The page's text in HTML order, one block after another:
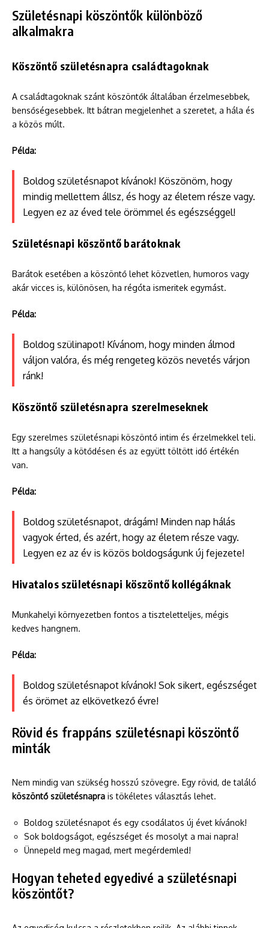
Születésnapi köszöntők különböző
alkalmakra
Köszöntő születésnapra családtagoknak
A családtagoknak szánt köszöntők általában érzelmesebbek,
bensőségesebbek. Itt bátran megjelenhet a szeretet, a hála és
a közös múlt.
Példa:
Boldog születésnapot kívánok! Köszönöm, hogy
mindig mellettem állsz, és hogy az életem része vagy.
Legyen ez az éved tele örömmel és egészséggel!
Születésnapi köszöntő barátoknak
Barátok esetében a köszöntő lehet közvetlen, humoros vagy
akár vicces is, különösen, ha régóta ismeritek egymást.
Példa:
Boldog szülinapot! Kívánom, hogy minden álmod
váljon valóra, és még rengeteg közös nevetés várjon
ránk!
Köszöntő születésnapra szerelmeseknek
Egy szerelmes születésnapi köszöntő intim és érzelmekkel teli.
Itt a hangsúly a kötődésen és az együtt töltött idő értékén
van.
Példa:
Boldog születésnapot, drágám! Minden nap hálás
vagyok érted, és azért, hogy az életem része vagy.
Legyen ez az év is közös boldogságunk új fejezete!
Hivatalos születésnapi köszöntő kollégáknak
Munkahelyi környezetben fontos a tiszteletteljes, mégis
kedves hangnem.
Példa:
Boldog születésnapot kívánok! Sok sikert, egészséget
és örömet az elkövetkező évre!
Rövid és frappáns születésnapi köszöntő
minták
Nem mindig van szükség hosszú szövegre. Egy rövid, de találó
köszöntő születésnapra is tökéletes választás lehet.
Boldog születésnapot és egy csodálatos új évet kívánok!
Sok boldogságot, egészséget és mosolyt a mai napra!
Ünnepeld meg magad, mert megérdemled!
Hogyan teheted egyedivé a születésnapi
köszöntőt?